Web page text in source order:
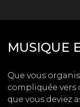
MUSIQUE
Que vous
compliquée vers
que vous deviez